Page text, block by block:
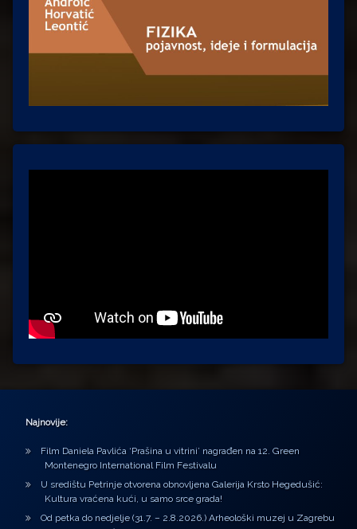
Najnovije:
Film Daniela Pavlića ‘Prašina u vitrini’ nagrađen na 12. Green
Montenegro International Film Festivalu
U središtu Petrinje otvorena obnovljena Galerija Krsto Hegedušić:
Kultura vraćena kući, u samo srce grada!
Od petka do nedjelje (31.7. – 2.8.2026.) Arheološki muzej u Zagrebu